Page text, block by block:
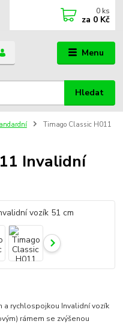
Menu
Hledat
0 ks
za 0 Kč
Timago Classic H011
Invalidní
rychlospojkou Invalidní vozík
rámem se zvýšenou